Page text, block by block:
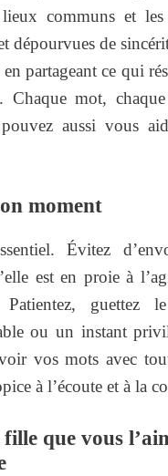
communs et les
dépourvues de
partageant ce qui
Chaque mot,
aussi vous
moment
Évitez
est en proie à
Patientez, guettez
ou un instant
vos mots avec
à l’écoute et à la
que vous